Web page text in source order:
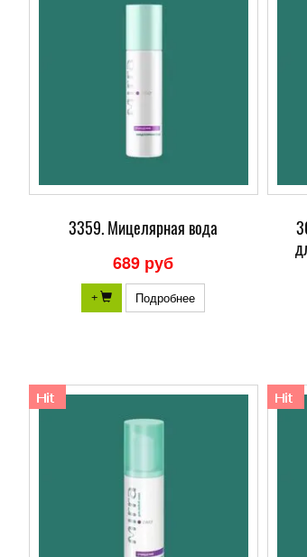
3359. Мицелярная вода
689 руб
+ Подробнее